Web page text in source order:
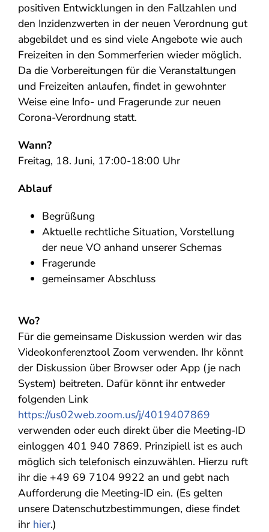
positiven Entwicklungen in den Fallzahlen und
den Inzidenzwerten in der neuen Verordnung gut
abgebildet und es sind viele Angebote wie auch
Freizeiten in den Sommerferien wieder möglich.
Da die Vorbereitungen für die Veranstaltungen
und Freizeiten anlaufen, findet in gewohnter
Weise eine Info- und Fragerunde zur neuen
Corona-Verordnung statt.
Wann?
Freitag, 18. Juni, 17:00-18:00 Uhr
Ablauf
Begrüßung
Aktuelle rechtliche Situation, Vorstellung
der neue VO anhand unserer Schemas
Fragerunde
gemeinsamer Abschluss
Wo?
Für die gemeinsame Diskussion werden wir das
Videokonferenztool Zoom verwenden. Ihr könnt
der Diskussion über Browser oder App (je nach
System) beitreten. Dafür könnt ihr entweder
folgenden Link
https://us02web.zoom.us/j/4019407869
verwenden oder euch direkt über die Meeting-ID
einloggen 401 940 7869. Prinzipiell ist es auch
möglich sich telefonisch einzuwählen. Hierzu ruft
ihr die +49 69 7104 9922 an und gebt nach
Aufforderung die Meeting-ID ein. (Es gelten
unsere Datenschutzbestimmungen, diese findet
ihr hier.)